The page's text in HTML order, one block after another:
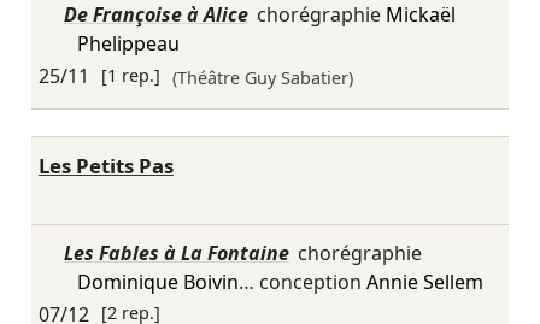
De Françoise à Alice chorégraphie Mickaël
Phelippeau
25/11
[1 rep.] (Théâtre Guy Sabatier)
Les Petits Pas
Les Fables à La Fontaine chorégraphie
Dominique Boivin… conception Annie Sellem
07/12 [2 rep.]